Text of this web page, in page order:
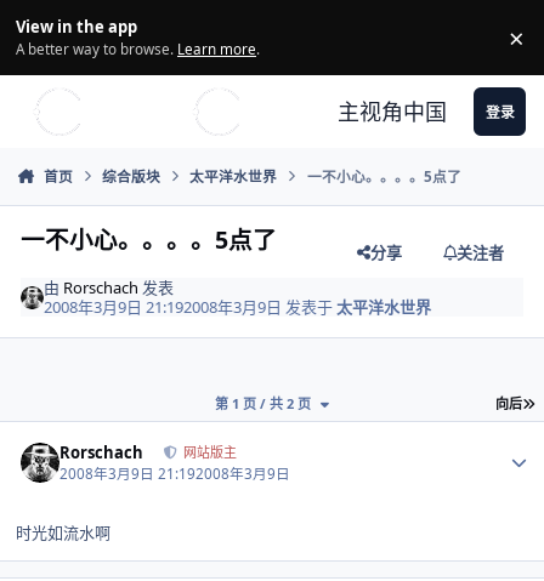
View in the app
A better way to browse. Learn more. ×
主视角中国 登录
首页 综合版块 太平洋水世界 一不小心。。。。5点了
一不小心。。。。5点了 分享
关注者
由 Rorschach 发表
2008年3月9日 21:192008年3月9日 发表于太平洋水世界
向后
第 1 页 / 共 2 页
Rorschach 网站版主
2008年3月9日 21:192008年3月9日
时光如流水啊